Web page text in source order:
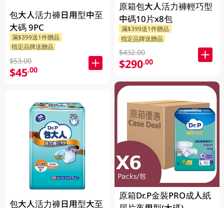
包大人活力褲日用型中至
大碼 9PC
滿$399送1件贈品
指定品牌送贈品
$53.00
$45.00
包大人活力褲日用型大至
原箱包大人活力褲輕巧型
中碼10片x8包
滿$399送1件贈品
指定品牌送贈品
$432.00
$290.00
原箱Dr.P金裝PRO成人紙